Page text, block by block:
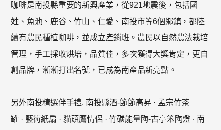
咖啡是南投縣重要的新興產業，從921地震後，包括國
姓、魚池、鹿谷、竹山、仁愛、南投市等6個鄉鎮，都陸
續有農民種植咖啡，並成立產銷班。農民以自然農法栽培
管理，手工採收烘培，品質佳，多次獲得大獎肯定，更自
創品牌，漸漸打出名號，已成為南產品新亮點。
另外南投精選伴手禮. 南投縣酒-節節高昇 · 孟宗竹茶
罐 · 藝術紙扇 · 貓頭鷹情侶 · 竹碳能量陶-古亭笨陶燈 · 南